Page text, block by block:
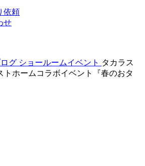
依頼
せ
グ ショールームイベント タカラス
トホームコラボイベント『春のおタ